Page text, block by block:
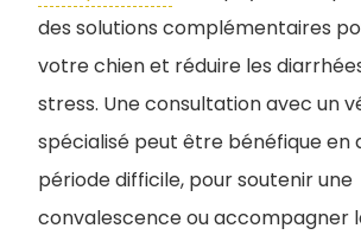
des solutions complémentaires
votre chien et réduire les
stress. Une consultation avec un
spécialisé peut être bénéfique en
période difficile, pour soutenir une
convalescence ou accompagner